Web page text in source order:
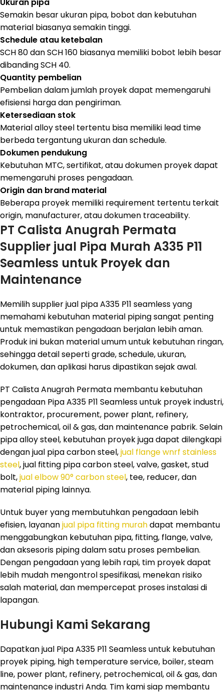
Semakin besar ukuran pipa, bobot dan kebutuhan
material biasanya semakin tinggi.
Schedule atau ketebalan
SCH 80 dan SCH 160 biasanya memiliki bobot lebih besar
dibanding SCH 40.
Quantity pembelian
Pembelian dalam jumlah proyek dapat memengaruhi
efisiensi harga dan pengiriman.
Ketersediaan stok
Material alloy steel tertentu bisa memiliki lead time
berbeda tergantung ukuran dan schedule.
Dokumen pendukung
Kebutuhan MTC, sertifikat, atau dokumen proyek dapat
memengaruhi proses pengadaan.
Origin dan brand material
Beberapa proyek memiliki requirement tertentu terkait
origin, manufacturer, atau dokumen traceability.
PT Calista Anugrah Permata
Supplier jual Pipa Murah A335 P11
Seamless untuk Proyek dan
Maintenance
Memilih supplier jual pipa A335 P11 seamless yang
memahami kebutuhan material piping sangat penting
untuk memastikan pengadaan berjalan lebih aman.
Produk ini bukan material umum untuk kebutuhan ringan,
sehingga detail seperti grade, schedule, ukuran,
dokumen, dan aplikasi harus dipastikan sejak awal.
PT Calista Anugrah Permata membantu kebutuhan
pengadaan Pipa A335 P11 Seamless untuk proyek industri,
kontraktor, procurement, power plant, refinery,
petrochemical, oil & gas, dan maintenance pabrik. Selain
pipa alloy steel, kebutuhan proyek juga dapat dilengkapi
dengan jual pipa carbon steel,jual flange wnrf stainless
steel, jual fitting pipa carbon steel, valve, gasket, stud
bolt,jual elbow 90° carbon steel, tee, reducer, dan
material piping lainnya.
Untuk buyer yang membutuhkan pengadaan lebih
efisien, layananjual pipa fitting murahdapat membantu
menggabungkan kebutuhan pipa, fitting, flange, valve,
dan aksesoris piping dalam satu proses pembelian.
Dengan pengadaan yang lebih rapi, tim proyek dapat
lebih mudah mengontrol spesifikasi, menekan risiko
salah material, dan mempercepat proses instalasi di
lapangan.
Hubungi Kami Sekarang
Dapatkan jual Pipa A335 P11 Seamless untuk kebutuhan
proyek piping, high temperature service, boiler, steam
line, power plant, refinery, petrochemical, oil & gas, dan
maintenance industri Anda. Tim kami siap membantu